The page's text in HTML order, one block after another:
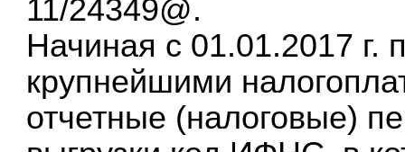
11/24349@.
Начиная с 01.01.2017 г.
крупнейшими
отчетные (налоговые)